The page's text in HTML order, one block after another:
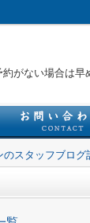
がない場合は早
スタッフブログ